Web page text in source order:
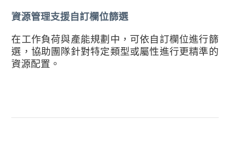
資源管理支援自訂欄位篩選
在工作負荷與產能規劃中，可依自訂欄位進行篩
選，協助團隊針對特定類型或屬性進行更精準的
資源配置。